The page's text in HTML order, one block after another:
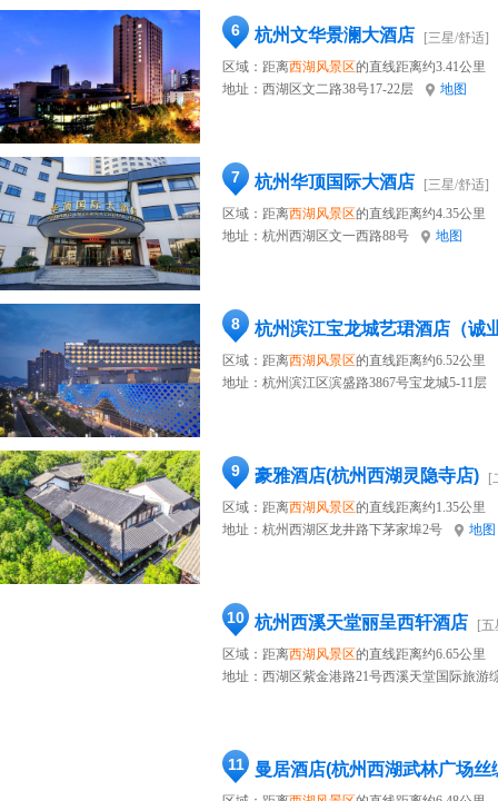
6 杭州文华景澜大酒店
[三星/舒适]
区域：距离西湖风景区的直线距离约3.41公里
地址： 西湖区文二路38号17-22层 地图
7 杭州华顶国际大酒店
[三星/舒适]
区域：距离西湖风景区的直线距离约4.35公里
地址： 杭州西湖区文一西路88号 地图
8 杭州滨江宝龙城艺珺酒店（诚
区域：距离西湖风景区的直线距离约6.52公里
地址： 杭州滨江区滨盛路3867号宝龙城5-11层
9 豪雅酒店(杭州西湖灵隐寺店)
[
区域：距离西湖风景区的直线距离约1.35公里
地址： 杭州西湖区龙井路下茅家埠2号 地图
10 杭州西溪天堂丽呈西轩酒店
[
区域：距离西湖风景区的直线距离约6.65公里
地址： 西湖区紫金港路21号西溪天堂国际旅游
11 曼居酒店(杭州西湖武林广场丝